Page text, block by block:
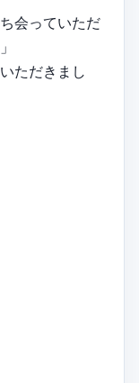
会っていただ
ただきまし